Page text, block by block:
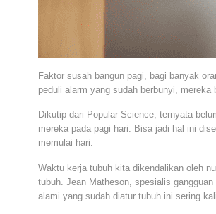
Faktor susah bangun pagi, bagi banyak
peduli alarm yang sudah berbunyi,
Dikutip dari Popular Science, ternyata
mereka pada pagi hari. Bisa jadi hal ini
memulai hari.
Waktu kerja tubuh kita dikendalikan oleh
tubuh. Jean Matheson, spesialis
alami yang sudah diatur tubuh ini sering